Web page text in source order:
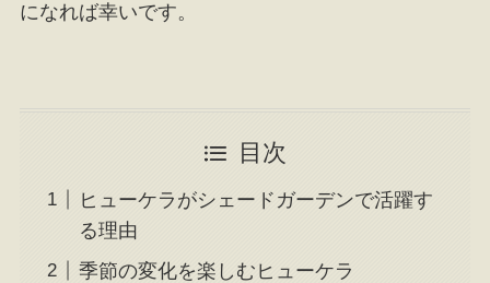
になれば幸いです。
目次
ヒューケラがシェードガーデンで活躍す
る理由
季節の変化を楽しむヒューケラ